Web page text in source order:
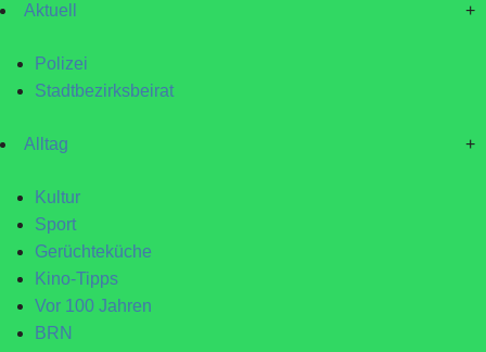
Aktuell
+
Polizei
Stadtbezirksbeirat
Alltag +
Kultur
Sport
Gerüchteküche
Kino-Tipps
Vor 100 Jahren
BRN